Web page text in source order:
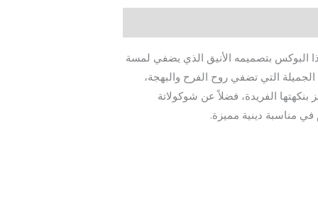
البوكس بتصميمه الأنيق الذي يضفي لمسة
التي تضفي روح الفرح والبهجة،
الفريدة، فضلاً عن شوكولاتة
مناسبة دينية مميزة.